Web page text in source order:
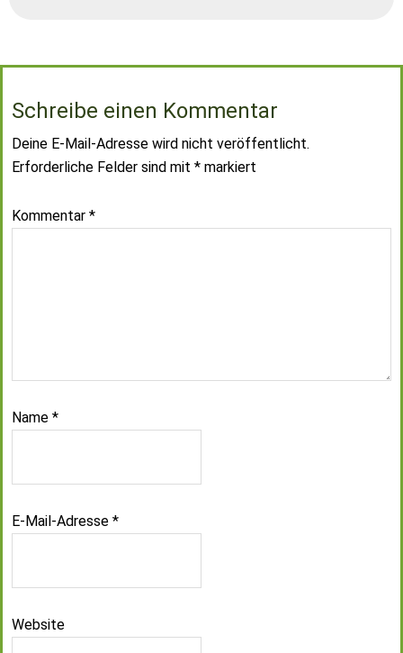
Schreibe einen Kommentar
Deine E-Mail-Adresse wird nicht veröffentlicht.
Erforderliche Felder sind mit * markiert
Kommentar *
Name *
E-Mail-Adresse *
Website